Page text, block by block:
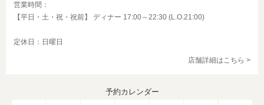
営業時間：
【平日・土・祝・祝前】 ディナー 17:00～22:30 (L.O.21:00)
定休日：日曜日
店舗詳細はこちら >
予約カレンダー